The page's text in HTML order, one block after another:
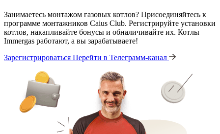
Занимаетесь монтажом газовых котлов? Присоединяйтесь к
программе монтажников Caius Club. Регистрируйте установки
котлов, накапливайте бонусы и обналичивайте их. Котлы
Immergas работают, а вы зарабатываете!
Зарегистрироваться Перейти в Телеграмм-канал